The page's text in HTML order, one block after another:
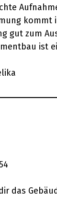
kommt
gut zum
ist
das